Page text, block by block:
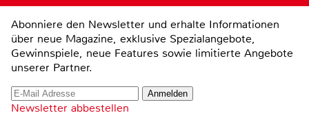
Abonniere den Newsletter und erhalte Informationen
über neue Magazine, exklusive Spezialangebote,
Gewinnspiele, neue Features sowie limitierte Angebote
unserer Partner.
Newsletter abbestellen